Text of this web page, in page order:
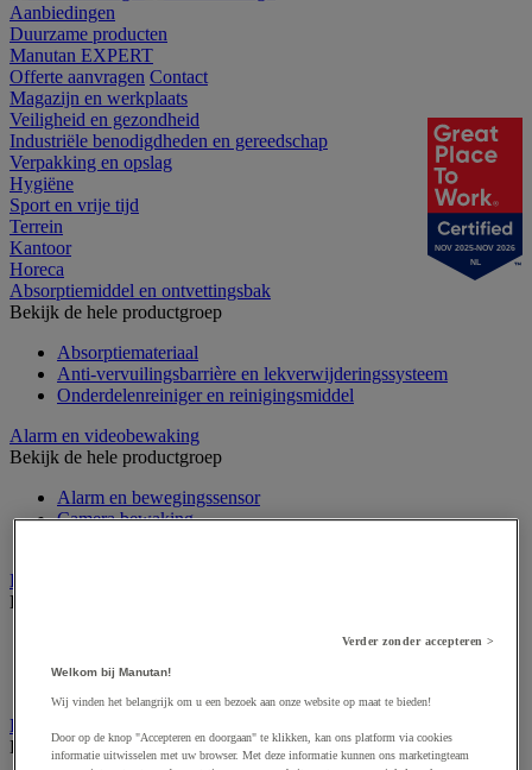
Aanbiedingen
Duurzame producten
Manutan EXPERT
Offerte aanvragen Contact
Magazijn en werkplaats
Veiligheid en gezondheid
Industriële benodigdheden en gereedschap
Verpakking en opslag
Hygiëne
Sport en vrije tijd
Terrein
Kantoor
Horeca
Absorptiemiddel en ontvettingsbak
Bekijk de hele productgroep
Absorptiemateriaal
Anti-vervuilingsbarrière en lekverwijderingssysteem
Onderdelenreiniger en reinigingsmiddel
Alarm en videobewaking
Bekijk de hele productgroep
Alarm en bewegingssensor
Camera bewaking
Badge en prikklok
Bekijk de hele productgroep
Draaihek en klapdeur
Prikklok en rondecontrole
Barrière- en beschermingspaal
Bekijk de hele productgroep
NOV 2025-NOV 2026
NL
Verder zonder accepteren >
Welkom bij Manutan!
Wij vinden het belangrijk om u een bezoek aan onze website op maat te bieden!
Door op de knop "Accepteren en doorgaan" te klikken, kan ons platform via cookies
informatie uitwisselen met uw browser. Met deze informatie kunnen ons marketingteam